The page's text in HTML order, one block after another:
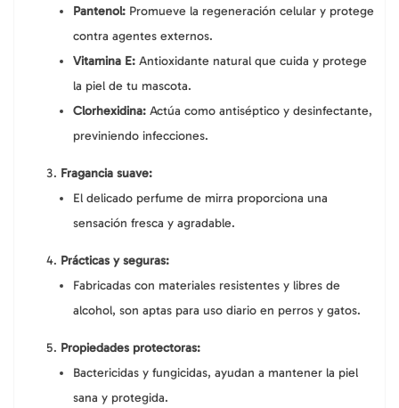
Pantenol: Promueve la regeneración celular y protege
contra agentes externos.
Vitamina E: Antioxidante natural que cuida y protege
la piel de tu mascota.
Clorhexidina: Actúa como antiséptico y desinfectante,
previniendo infecciones.
Fragancia suave:
El delicado perfume de mirra proporciona una
sensación fresca y agradable.
Prácticas y seguras:
Fabricadas con materiales resistentes y libres de
alcohol, son aptas para uso diario en perros y gatos.
Propiedades protectoras:
Bactericidas y fungicidas, ayudan a mantener la piel
sana y protegida.